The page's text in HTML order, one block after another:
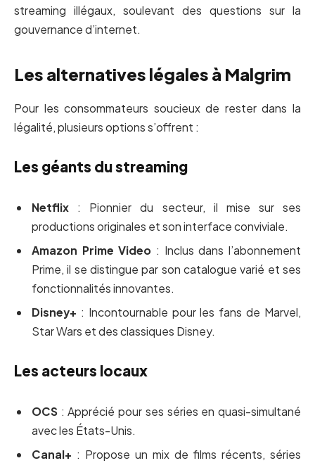
streaming illégaux, soulevant des questions sur la
gouvernance d’internet.
Les alternatives légales à Malgrim
Pour les consommateurs soucieux de rester dans la
légalité, plusieurs options s’offrent :
Les géants du streaming
Netflix : Pionnier du secteur, il mise sur ses
productions originales et son interface conviviale.
Amazon Prime Video : Inclus dans l’abonnement
Prime, il se distingue par son catalogue varié et ses
fonctionnalités innovantes.
Disney+ : Incontournable pour les fans de Marvel,
Star Wars et des classiques Disney.
Les acteurs locaux
OCS : Apprécié pour ses séries en quasi-simultané
avec les États-Unis.
Canal+ : Propose un mix de films récents, séries